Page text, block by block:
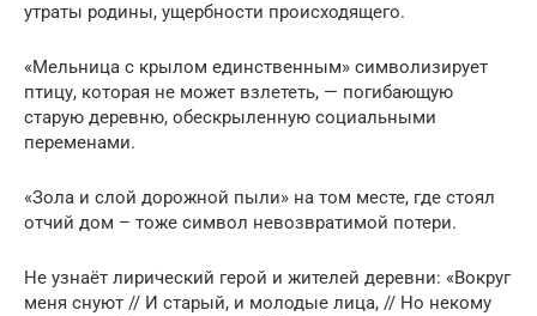
утраты родины, ущербности происходящего.
«Мельница с крылом единственным» символизирует
птицу, которая не может взлететь, — погибающую
старую деревню, обескрыленную социальными
переменами.
«Зола и слой дорожной пыли» на том месте, где стоял
отчий дом – тоже символ невозвратимой потери.
Не узнаёт лирический герой и жителей деревни: «Вокруг
меня снуют // И старый, и молодые лица, // Но некому